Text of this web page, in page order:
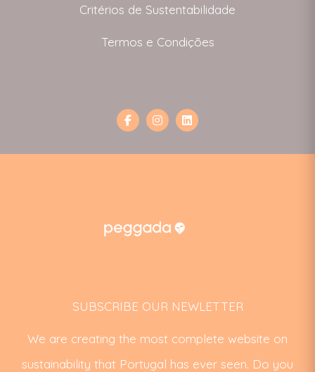
Critérios de Sustentabilidade
Termos e Condições
SUBSCRIBE OUR NEWLETTER
We are creating the most complete website on
sustainability that Portugal has ever seen. Do you